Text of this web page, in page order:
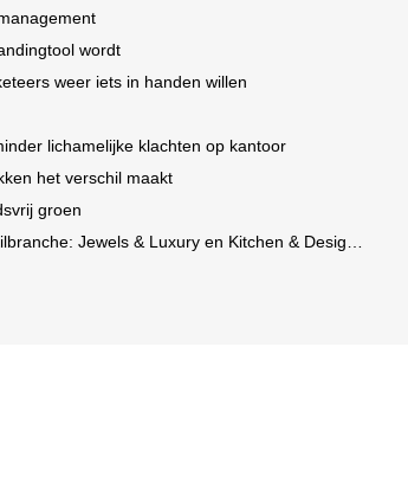
wordt
weer iets in handen willen
lichamelijke klachten op kantoor
het verschil maakt
groen
Jewels & Luxury en Kitchen & Design Days 2026